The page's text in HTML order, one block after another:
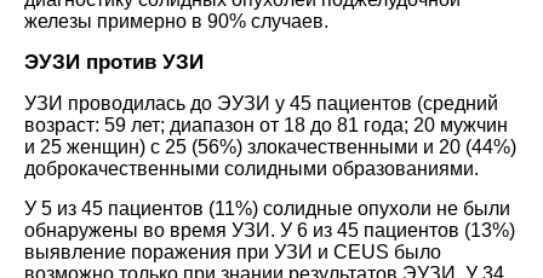
железы примерно в 90% случаев.
ЭУЗИ против УЗИ
УЗИ проводилась до ЭУЗИ у 45 пациентов (средний
возраст: 59 лет; диапазон от 18 до 81 года; 20 мужчин
и 25 женщин) с 25 (56%) злокачественными и 20 (44%)
доброкачественными солидными образованиями.
У 5 из 45 пациентов (11%) солидные опухоли не были
обнаружены во время УЗИ. У 6 из 45 пациентов (13%)
выявление поражения при УЗИ и CEUS было
возможно только при знании результатов ЭУЗИ. У 34